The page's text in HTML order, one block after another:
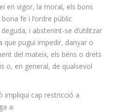
en vigor, la moral, els bons
fe i l’ordre públic
i abstenint-se d’utilitzar
que pugui impedir, danyar o
del mateix, els béns o drets
o, en general, de qualsevol
impliqui cap restricció a
a: